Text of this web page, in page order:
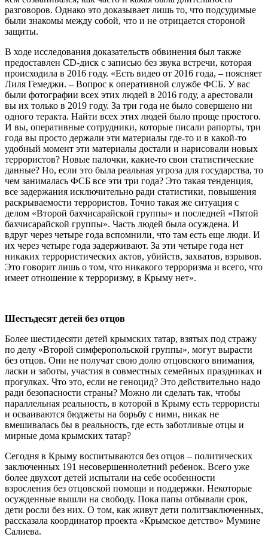
разговоров. Однако это доказывает лишь то, что подсудимые
были знакомы между собой, что и не отрицается стороной
защиты.
В ходе исследования доказательств обвинения был также
предоставлен CD-диск с записью без звука встречи, которая
происходила в 2016 году. «Есть видео от 2016 года, – поясняет
Лиля Гемеджи. – Вопрос к оперативной службе ФСБ. У вас
были фотографии всех этих людей в 2016 году, а арестовали
вы их только в 2019 году. За три года не было совершено ни
одного теракта. Найти всех этих людей было проще простого.
И вы, оперативные сотрудники, которые писали рапорты, три
года вы просто держали эти материалы где-то и в какой-то
удобный момент эти материалы достали и нарисовали новых
террористов? Новые палочки, какие-то свои статистические
данные? Но, если это была реальная угроза для государства, то
чем занималась ФСБ все эти три года? Это такая тенденция,
все задержания исключительно ради статистики, повышения
раскрываемости террористов. Точно такая же ситуация с
делом «Второй бахчисарайской группы» и последней «Пятой
бахчисарайской группы». Часть людей была осуждена. И
вдруг через четыре года вспомнили, что там есть еще люди. И
их через четыре года задерживают. За эти четыре года нет
никаких террористических актов, убийств, захватов, взрывов.
Это говорит лишь о том, что никакого терроризма и всего, что
имеет отношение к терроризму, в Крыму нет».
Шестьдесят детей без отцов
Более шестидесяти детей крымских татар, взятых под стражу
по делу «Второй симферопольской группы», могут вырасти
без отцов. Они не получат свою долю отцовского внимания,
ласки и заботы, участия в совместных семейных праздниках и
прогулках. Что это, если не геноцид? Это действительно надо
ради безопасности страны? Можно ли сделать так, чтобы
параллельная реальность, в которой в Крыму есть террористы
и осваиваются бюджеты на борьбу с ними, никак не
вмешивалась бы в реальность, где есть заботливые отцы и
мирные дома крымских татар?
Сегодня в Крыму воспитываются без отцов – политических
заключенных 191 несовершеннолетний ребенок. Всего уже
более двухсот детей испытали на себе особенности
взросления без отцовской помощи и поддержки. Некоторые
осужденные вышли на свободу. Пока папы отбывали срок,
дети росли без них. О том, как живут дети политзаключенных,
рассказала координатор проекта «Крымское детство» Мумине
Салиева.